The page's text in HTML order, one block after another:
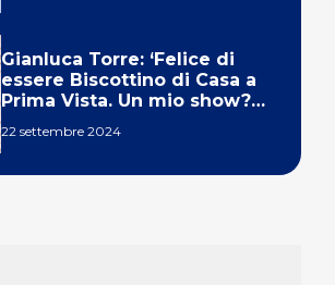
Gianluca Torre: ‘Felice di
essere Biscottino di Casa a
Prima Vista. Un mio show?
22 settembre 2024